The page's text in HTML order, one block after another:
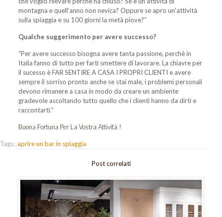
montagna e quell’anno non nevica? Oppure se apro un’attività
sulla spiaggia e su 100 giorni la metà piove?”
Qualche suggerimento per avere successo?
“Per avere successo bisogna avere tanta passione, perchè in
Italia fanno di tutto per farti smettere di lavorare. La chiavre per
il sucesso è FAR SENTIRE A CASA I PROPRI CLIENTI e avere
sempre il sorriso pronto anche se stai male, i problemi personali
devono rimanere a casa in modo da creare un ambiente
gradevole ascoltando tutto quello che i clienti hanno da dirti e
raccontarti.”
Buona Fortuna Per La Vostra Attività !
Tags: aprire un bar in spiaggia
Post correlati